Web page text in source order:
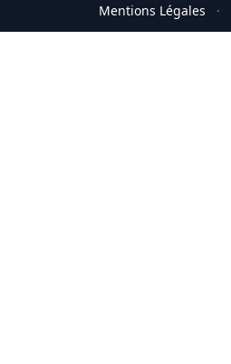
Mentions Légales ·